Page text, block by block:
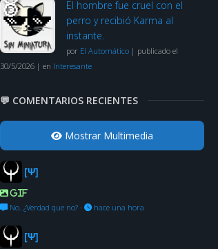
El hombre fue cruel con el
perro y recibió Karma al
instante.
por El Automático | publicado el
30/5/2026 | en Interesante
💬 COMENTARIOS RECIENTES
Mostrar Multimedia
[Ψ]
GIF
No. ¿Verdad que no? · hace una hora
[Ψ]